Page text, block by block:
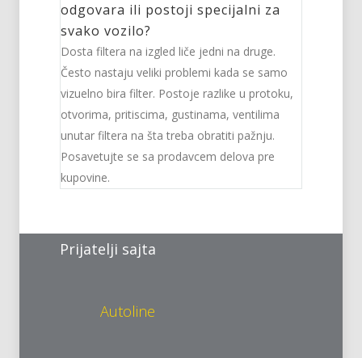
odgovara ili postoji specijalni za
svako vozilo?
Dosta filtera na izgled liče jedni na druge.
Često nastaju veliki problemi kada se samo
vizuelno bira filter. Postoje razlike u protoku,
otvorima, pritiscima, gustinama, ventilima
unutar filtera na šta treba obratiti pažnju.
Posavetujte se sa prodavcem delova pre
kupovine.
Autoline